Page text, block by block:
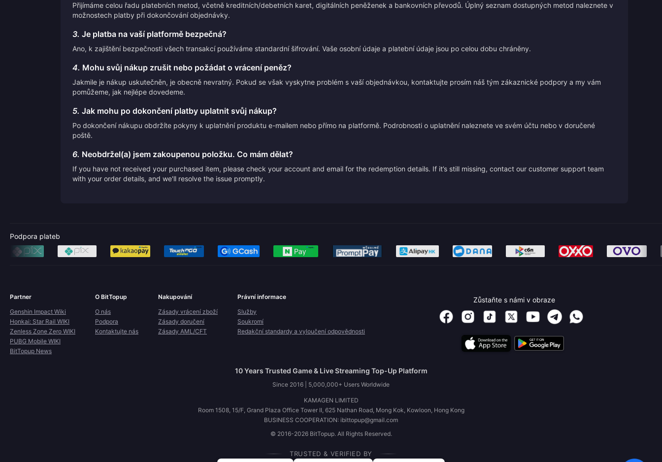
Přijímáme celou řadu platebních metod, včetně kreditních/debetních karet, digitálních peněženek a bankovních převodů. Úplný seznam dostupných metod naleznete v
možnostech platby při dokončování objednávky.
3. Je platba na vaší platformě bezpečná?
Ano, k zajištění bezpečnosti všech transakcí používáme standardní šifrování. Vaše osobní údaje a platební údaje jsou po celou dobu chráněny.
4. Mohu svůj nákup zrušit nebo požádat o vrácení peněz?
Jakmile je nákup uskutečněn, je obecně nevratný. Pokud se však vyskytne problém s vaší objednávkou, kontaktujte prosím náš tým zákaznické podpory a my vám
pomůžeme, jak nejlépe dovedeme.
5. Jak mohu po dokončení platby uplatnit svůj nákup?
Po dokončení nákupu obdržíte pokyny k uplatnění produktu e-mailem nebo přímo na platformě. Podrobnosti o uplatnění naleznete ve svém účtu nebo v doručené
poště.
6. Neobdržel(a) jsem zakoupenou položku. Co mám dělat?
If you have not received your purchased item, please check your account and email for the redemption details. If it’s still missing, contact our customer support team
with your order details, and we'll resolve the issue promptly.
Podpora plateb
Partner
Genshin Impact Wiki
Honkai: Star Rail WIKI
Zenless Zone Zero WIKI
PUBG Mobile WIKI
BitTopup News
O BitTopup
O nás
Podpora
Kontaktujte nás
Nakupování
Zásady vrácení zboží
Zásady doručení
Zásady AML/CFT
Právní informace
Služby
Soukromí
Redakční standardy a vyloučení odpovědnosti
Zůstaňte s námi v obraze
10 Years Trusted Game & Live Streaming Top-Up Platform
Since 2016 | 5,000,000+ Users Worldwide
KAMAGEN LIMITED
Room 1508, 15/F, Grand Plaza Office Tower II, 625 Nathan Road, Mong Kok, Kowloon, Hong Kong
BUSINESS COOPERATION: ibittopup@gmail.com
© 2016-2026 BitTopup. All Rights Reserved.
TRUSTED & VERIFIED BY